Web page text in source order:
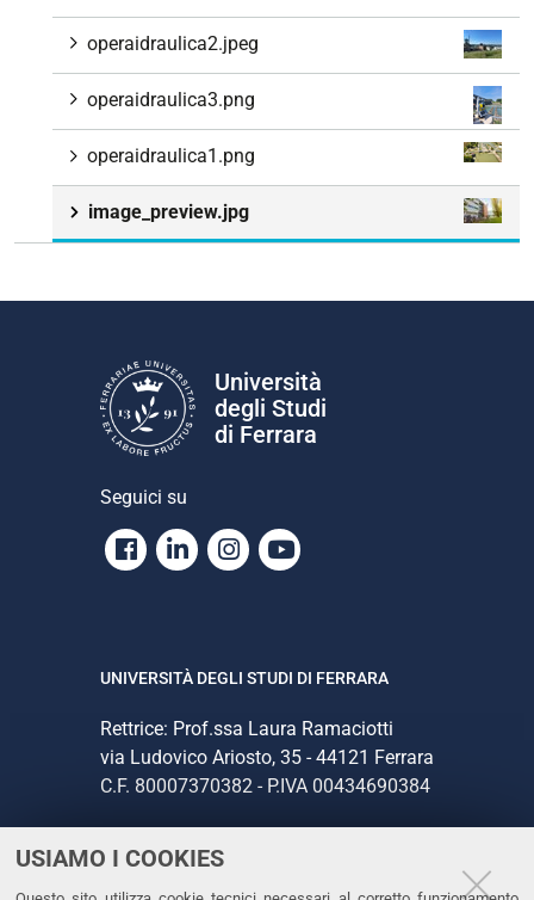
USIAMO I COOKIES
operaidraulica2.jpeg
operaidraulica3.png
operaidraulica1.png
image_preview.jpg
Università
degli Studi
di Ferrara
Seguici su
Facebook
LinkedinInstagram
Youtube
UNIVERSITÀ DEGLI STUDI DI FERRARA
Rettrice: Prof.ssa Laura Ramaciotti
via Ludovico Ariosto, 35 - 44121 Ferrara
C.F. 80007370382 - P.IVA 00434690384
CONTATTI